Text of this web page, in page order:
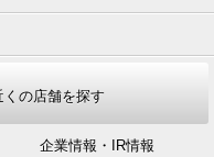
くの店舗を探す
企業情報・IR情報